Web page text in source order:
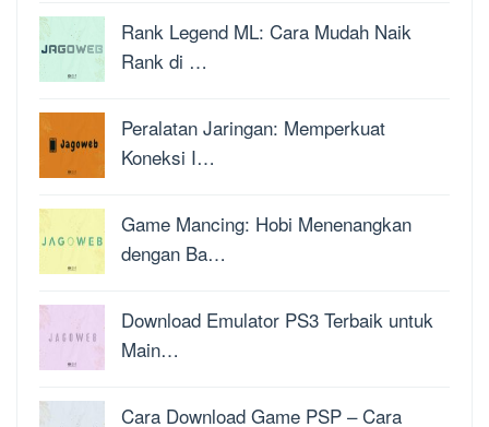
Rank Legend ML: Cara Mudah Naik
Rank di …
Peralatan Jaringan: Memperkuat
Koneksi I…
Game Mancing: Hobi Menenangkan
dengan Ba…
Download Emulator PS3 Terbaik untuk
Main…
Cara Download Game PSP – Cara